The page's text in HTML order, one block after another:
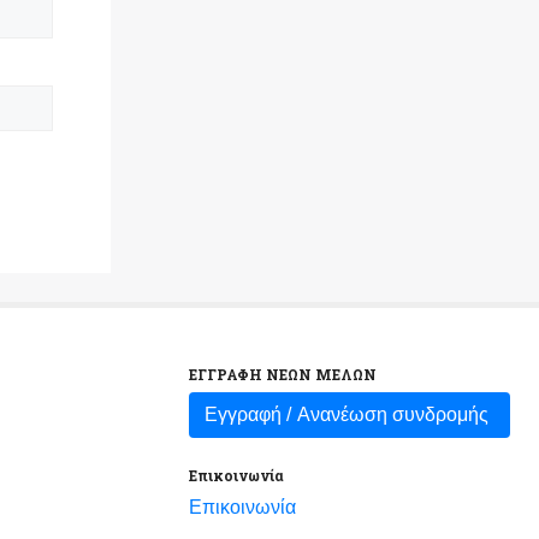
ΕΓΓΡΑΦΗ ΝΕΩΝ ΜΕΛΩΝ
Εγγραφή / Ανανέωση συνδρομής
Επικοινωνία
Επικοινωνία